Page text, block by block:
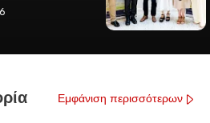
–
Εμφάνιση περισσότερων